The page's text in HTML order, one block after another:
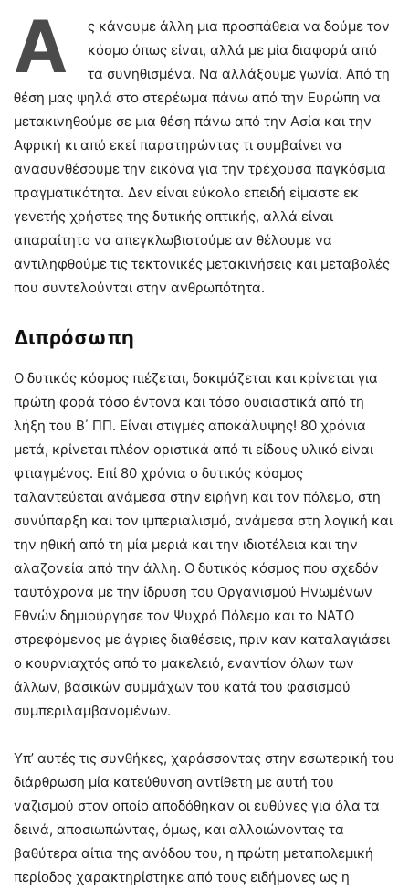
Α
ς κάνουμε άλλη μια προσπάθεια να δούμε τον
κόσμο όπως είναι, αλλά με μία διαφορά από
τα συνηθισμένα. Να αλλάξουμε γωνία. Από τη
θέση μας ψηλά στο στερέωμα πάνω από την Ευρώπη να
μετακινηθούμε σε μια θέση πάνω από την Ασία και την
Αφρική κι από εκεί παρατηρώντας τι συμβαίνει να
ανασυνθέσουμε την εικόνα για την τρέχουσα παγκόσμια
πραγματικότητα. Δεν είναι εύκολο επειδή είμαστε εκ
γενετής χρήστες της δυτικής οπτικής, αλλά είναι
απαραίτητο να απεγκλωβιστούμε αν θέλουμε να
αντιληφθούμε τις τεκτονικές μετακινήσεις και μεταβολές
που συντελούνται στην ανθρωπότητα.
Διπρόσωπη
Ο δυτικός κόσμος πιέζεται, δοκιμάζεται και κρίνεται για
πρώτη φορά τόσο έντονα και τόσο ουσιαστικά από τη
λήξη του Β΄ ΠΠ. Είναι στιγμές αποκάλυψης! 80 χρόνια
μετά, κρίνεται πλέον οριστικά από τι είδους υλικό είναι
φτιαγμένος. Επί 80 χρόνια ο δυτικός κόσμος
ταλαντεύεται ανάμεσα στην ειρήνη και τον πόλεμο, στη
συνύπαρξη και τον ιμπεριαλισμό, ανάμεσα στη λογική και
την ηθική από τη μία μεριά και την ιδιοτέλεια και την
αλαζονεία από την άλλη. Ο δυτικός κόσμος που σχεδόν
ταυτόχρονα με την ίδρυση του Οργανισμού Ηνωμένων
Εθνών δημιούργησε τον Ψυχρό Πόλεμο και το ΝΑΤΟ
στρεφόμενος με άγριες διαθέσεις, πριν καν καταλαγιάσει
ο κουρνιαχτός από το μακελειό, εναντίον όλων των
άλλων, βασικών συμμάχων του κατά του φασισμού
συμπεριλαμβανομένων.
Υπ’ αυτές τις συνθήκες, χαράσσοντας στην εσωτερική του
διάρθρωση μία κατεύθυνση αντίθετη με αυτή του
ναζισμού στον οποίο αποδόθηκαν οι ευθύνες για όλα τα
δεινά, αποσιωπώντας, όμως, και αλλοιώνοντας τα
βαθύτερα αίτια της ανόδου του, η πρώτη μεταπολεμική
περίοδος χαρακτηρίστηκε από τους ειδήμονες ως η